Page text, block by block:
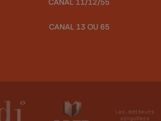
CANAL 11/12/55
CANAL 13 OU 65